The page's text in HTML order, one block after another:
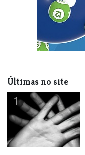
Últimas no site
1